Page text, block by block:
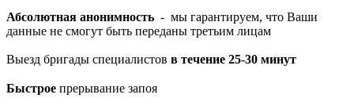
Абсолютная анонимность - мы гарантируем, что Ваши
данные не смогут быть переданы третьим лицам
Выезд бригады специалистов в течение 25-30 минут
Быстрое прерывание запоя